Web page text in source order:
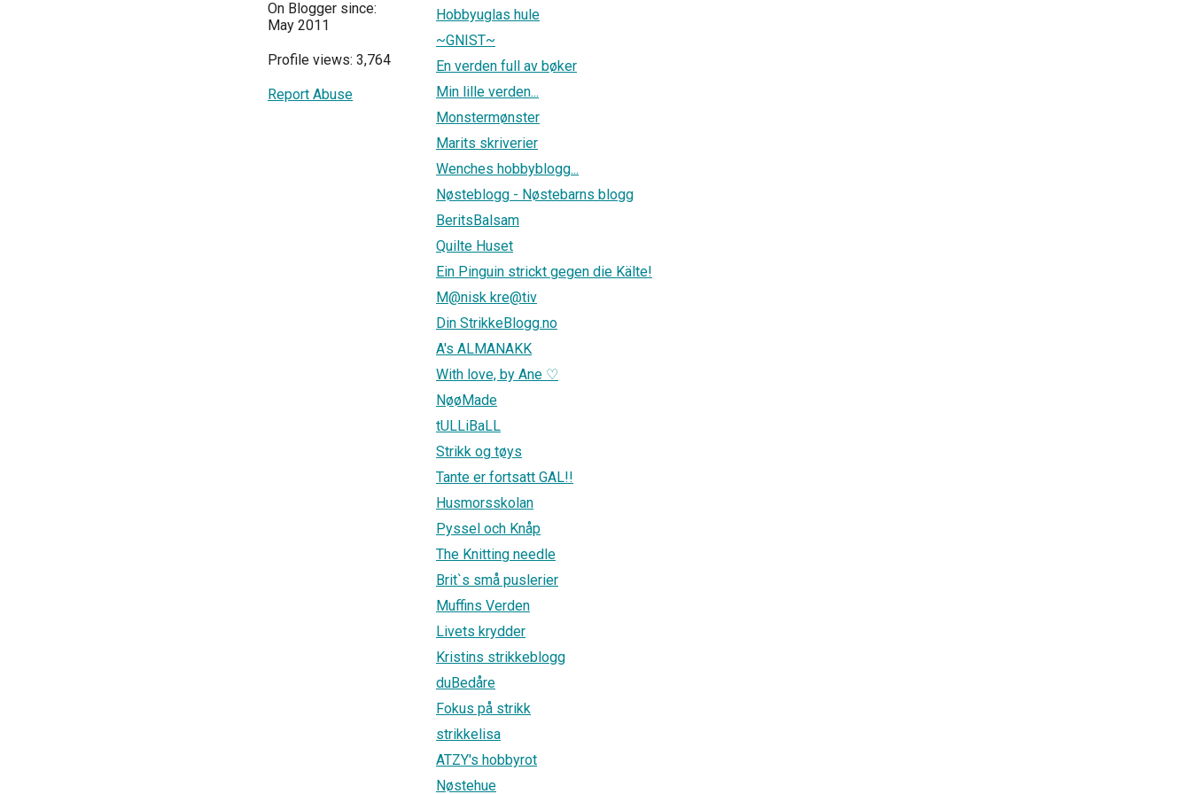
On Blogger since:
May 2011
Profile views: 3,764
Report Abuse
Hobbyuglas hule
~GNIST~
En verden full av bøker
Min lille verden...
Monstermønster
Marits skriverier
Wenches hobbyblogg...
Nøsteblogg - Nøstebarns blogg
BeritsBalsam
Quilte Huset
Ein Pinguin strickt gegen die Kälte!
M@nisk kre@tiv
Din StrikkeBlogg.no
A's ALMANAKK
With love, by Ane ♡
NøøMade
tULLiBaLL
Strikk og tøys
Tante er fortsatt GAL!!
Husmorsskolan
Pyssel och Knåp
The Knitting needle
Brit`s små puslerier
Muffins Verden
Livets krydder
Kristins strikkeblogg
duBedåre
Fokus på strikk
strikkelisa
ATZY's hobbyrot
Nøstehue